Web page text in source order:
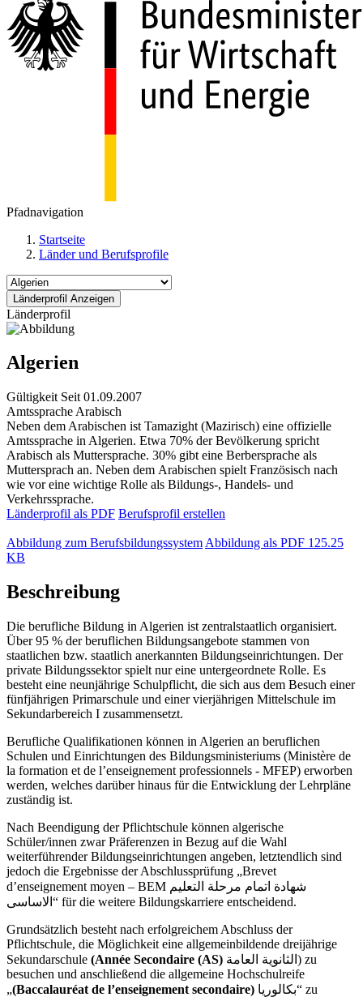
Pfadnavigation
Startseite
Länder und Berufsprofile
Länderprofil
Algerien
Gültigkeit Seit 01.09.2007
Amtssprache Arabisch
Neben dem Arabischen ist Tamazight (Mazirisch) eine offizielle
Amtssprache in Algerien. Etwa 70% der Bevölkerung spricht
Arabisch als Muttersprache. 30% gibt eine Berbersprache als
Muttersprach an. Neben dem Arabischen spielt Französisch nach
wie vor eine wichtige Rolle als Bildungs-, Handels- und
Verkehrssprache.
Länderprofil als PDF Berufsprofil erstellen
Abbildung zum Berufsbildungssystem Abbildung als PDF 125.25
KB
Beschreibung
Die berufliche Bildung in Algerien ist zentralstaatlich organisiert.
Über 95 % der beruflichen Bildungsangebote stammen von
staatlichen bzw. staatlich anerkannten Bildungseinrichtungen. Der
private Bildungssektor spielt nur eine untergeordnete Rolle. Es
besteht eine neunjährige Schulpflicht, die sich aus dem Besuch einer
fünfjährigen Primarschule und einer vierjährigen Mittelschule im
Sekundarbereich I zusammensetzt.
Berufliche Qualifikationen können in Algerien an beruflichen
Schulen und Einrichtungen des Bildungsministeriums (Ministère de
la formation et de l’enseignement professionnels - MFEP) erworben
werden, welches darüber hinaus für die Entwicklung der Lehrpläne
zuständig ist.
Nach Beendigung der Pflichtschule können algerische
Schüler/innen zwar Präferenzen in Bezug auf die Wahl
weiterführender Bildungseinrichtungen angeben, letztendlich sind
jedoch die Ergebnisse der Abschlussprüfung „Brevet
d’enseignement moyen – BEM شهادة اتمام مرحلة التعليم
الاساسى“ für die weitere Bildungskarriere entscheidend.
Grundsätzlich besteht nach erfolgreichem Abschluss der
Pflichtschule, die Möglichkeit eine allgemeinbildende dreijährige
Sekundarschule (Année Secondaire (AS) الثانوية العامة) zu
besuchen und anschließend die allgemeine Hochschulreife
„(Baccalauréat de l’enseignement secondaire) بكالوريا“ zu